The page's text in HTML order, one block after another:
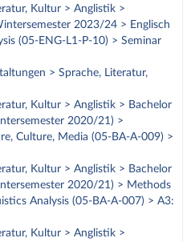
Kultur > Anglistik >
2023/24 > Englisch
(05-ENG-L1-P-10) > Seminar
> Sprache, Literatur,
Kultur > Anglistik > Bachelor
2020/21) >
Culture, Media (05-BA-A-009) >
Kultur > Anglistik > Bachelor
2020/21) > Methods
Analysis (05-BA-A-007) > A3:
Kultur > Anglistik >